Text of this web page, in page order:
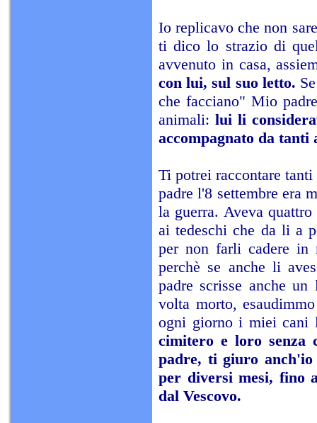
Io replicavo che non
ti dico lo strazio di
avvenuto in casa,
con lui, sul suo letto.
che facciano" Mio
animali: lui li
accompagnato da tanti
Ti potrei raccontare
padre l'8 settembre era
la guerra. Aveva
ai tedeschi che da li a
per non farli cadere in
perchè se anche li
padre scrisse anche
volta morto,
ogni giorno i miei cani
cimitero e loro senza
padre, ti giuro anch'io
per diversi mesi, fino
dal Vescovo.